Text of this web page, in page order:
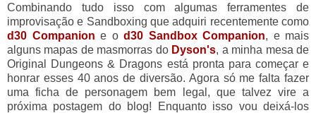
Combinando tudo isso com algumas ferramentes de
improvisação e Sandboxing que adquiri recentemente como
d30 Companion e o d30 Sandbox Companion, e mais
alguns mapas de masmorras do Dyson's, a minha mesa de
Original Dungeons & Dragons está pronta para começar e
honrar esses 40 anos de diversão. Agora só me falta fazer
uma ficha de personagem bem legal, que talvez vire a
próxima postagem do blog! Enquanto isso vou deixá-los